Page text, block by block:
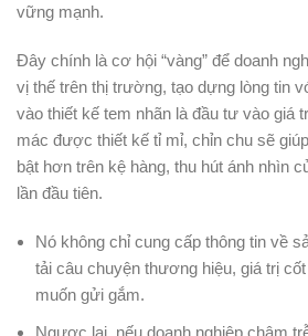
vững mạnh.
Đây chính là cơ hội “vàng” để doanh
vị thế trên thị trường, tạo dựng lòng tin
vào thiết kế tem nhãn là đầu tư vào giá
mác được thiết kế tỉ mỉ, chỉn chu sẽ
bật hơn trên kệ hàng, thu hút ánh nhìn
lần đầu tiên.
Nó không chỉ cung cấp thông tin về
tải câu chuyện thương hiệu, giá trị
muốn gửi gắm.
Ngược lại, nếu doanh nghiệp chậm